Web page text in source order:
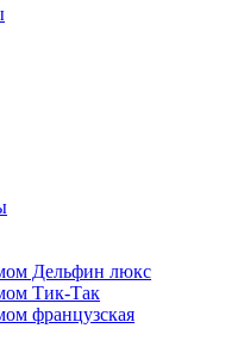
Дельфин люкс
Тик-Так
французская